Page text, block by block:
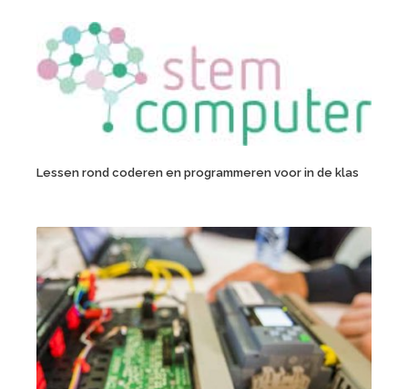
Lessen rond coderen en programmeren voor in de klas